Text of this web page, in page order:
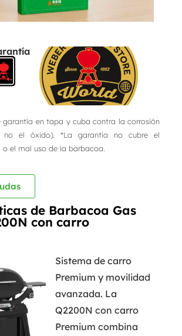
garantía en tapa y cuba contra la corrosión
no el óxido). *La garantía no cubre el
el mal uso de la barbacoa.
de Barbacoa Gas
con carro
Sistema de carro
Premium y movilidad
avanzada. La
Q2200N con carro
Premium combina